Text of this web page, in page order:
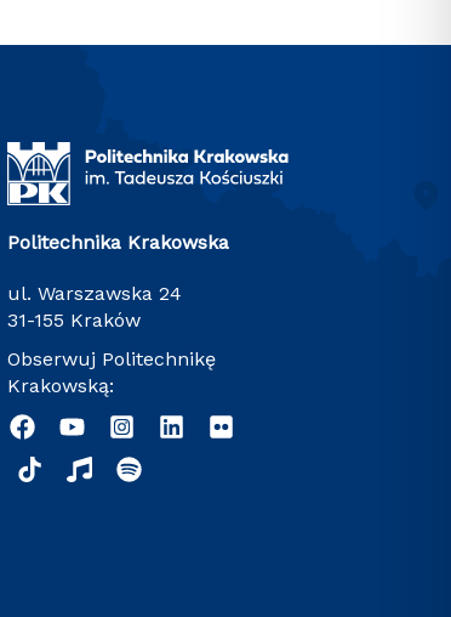
Politechnika Krakowska
ul. Warszawska 24
31-155 Kraków
Obserwuj Politechnikę
Krakowską: